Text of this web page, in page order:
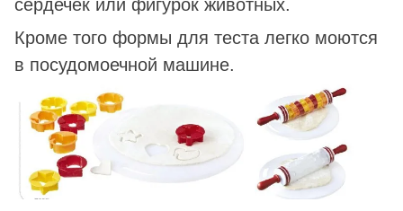
сердечек или фигурок животных.
Кроме того формы для теста легко моются
в посудомоечной машине.